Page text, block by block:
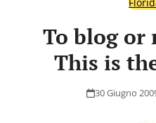
To blog or
This is
30 Giugno